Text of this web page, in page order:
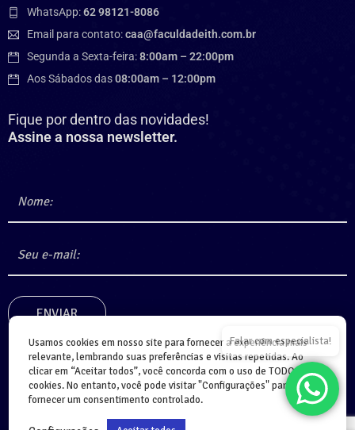
WhatsApp:62 98121-8086
Email para contato:caa@faculdadeith.com.br
Segunda a Sexta-feira:8:00am – 22:00pm
Aos Sábados das08:00am – 12:00pm
Fique por dentro das novidades!
Assine a nossa newsletter.
Usamos cookies em nosso site para fornecer a experiência mais
relevante, lembrando suas preferências e visitas repetidas. Ao
clicar em “Aceitar todos”, você concorda com o uso de TODOS os
cookies. No entanto, você pode visitar "Configurações" para
fornecer um consentimento controlado.
Falar com especialista!